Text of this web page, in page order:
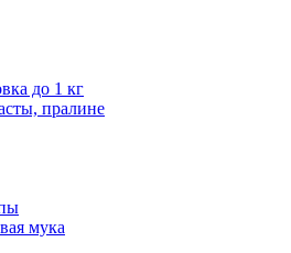
до 1 кг
пралине
мука